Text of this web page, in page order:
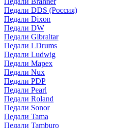
Педали DDS (Россия)
Педали Dixon
Педали DW
Педали Gibraltar
Педали LDrums
Педали Ludwig
Педали Mapex
Педали Nux
Педали PDP
Педали Pearl
Педали Roland
Педали Sonor
Педали Tama
Педали Tamburo